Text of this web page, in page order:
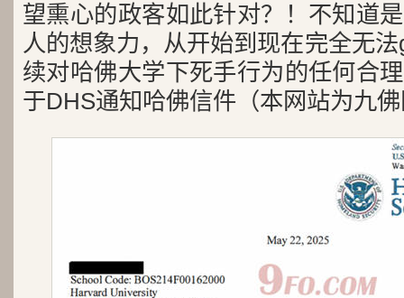
望熏心的政客如此针对？！不知道
人的想象力，从开始到现在完全无
续对哈佛大学下死手行为的任何合
于DHS通知哈佛信件（本网站为九